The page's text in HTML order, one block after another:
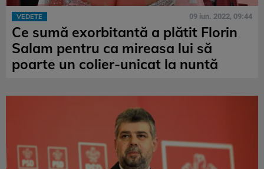
VEDETE 09 iun. 2022, 09:44
Ce sumă exorbitantă a plătit Florin
Salam pentru ca mireasa lui să
poarte un colier-unicat la nuntă